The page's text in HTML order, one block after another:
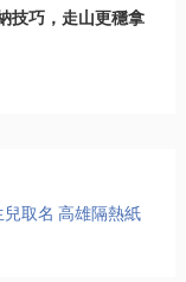
技巧，走山更穩拿
兒取名 高雄隔熱紙